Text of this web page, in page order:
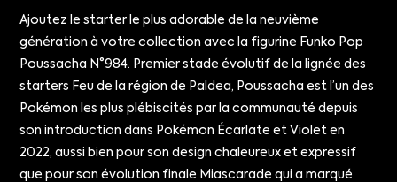
Ajoutez le starter le plus adorable de la neuvième
génération à votre collection avec la figurine Funko Pop
Poussacha N°984. Premier stade évolutif de la lignée des
starters Feu de la région de Paldea, Poussacha est l’un des
Pokémon les plus plébiscités par la communauté depuis
son introduction dans Pokémon Écarlate et Violet en
2022, aussi bien pour son design chaleureux et expressif
que pour son évolution finale Miascarade qui a marqué